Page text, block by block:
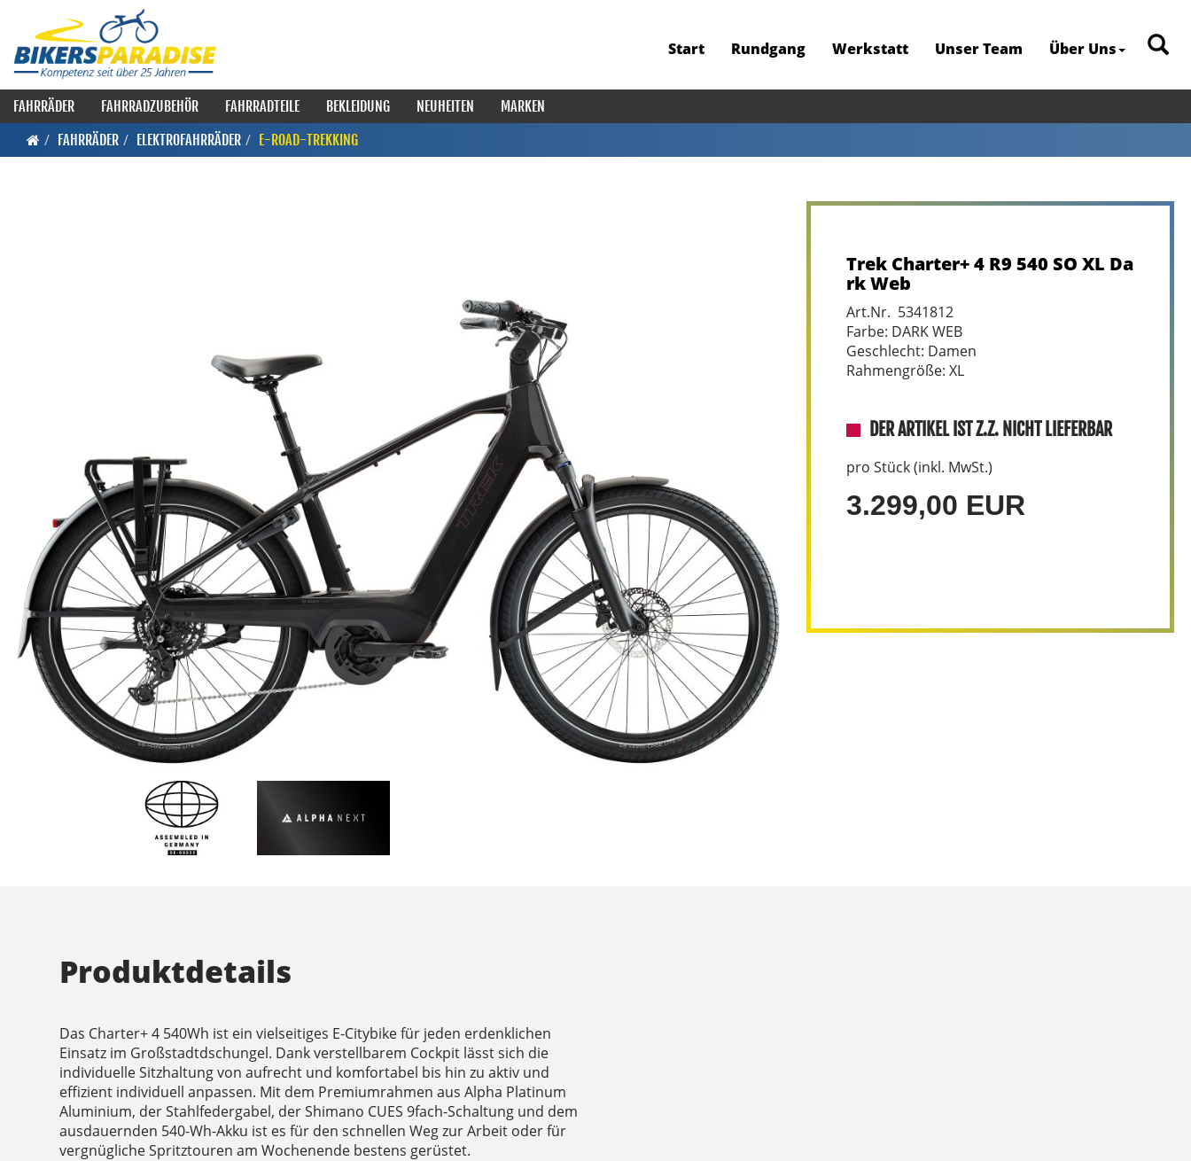
Start Rundgang Werkstatt Unser Team Über Uns
FAHRRÄDER FAHRRADZUBEHÖR FAHRRADTEILE BEKLEIDUNG NEUHEITEN
MARKEN
FAHRRÄDER
ELEKTROFAHRRÄDER E-ROAD-TREKKING
Trek Charter+ 4 R9 540 SO XL Da
rk Web
Art.Nr. 5341812
Farbe: DARK WEB
Geschlecht: Damen
Rahmengröße: XL
DER ARTIKEL IST Z.Z. NICHT LIEFERBAR
pro Stück (inkl. MwSt.)
3.299,00 EUR
Produktdetails
Das Charter+ 4 540Wh ist ein vielseitiges E-Citybike für jeden erdenklichen
Einsatz im Großstadtdschungel. Dank verstellbarem Cockpit lässt sich die
individuelle Sitzhaltung von aufrecht und komfortabel bis hin zu aktiv und
effizient individuell anpassen. Mit dem Premiumrahmen aus Alpha Platinum
Aluminium, der Stahlfedergabel, der Shimano CUES 9fach-Schaltung und dem
ausdauernden 540-Wh-Akku ist es für den schnellen Weg zur Arbeit oder für
vergnügliche Spritztouren am Wochenende bestens gerüstet.